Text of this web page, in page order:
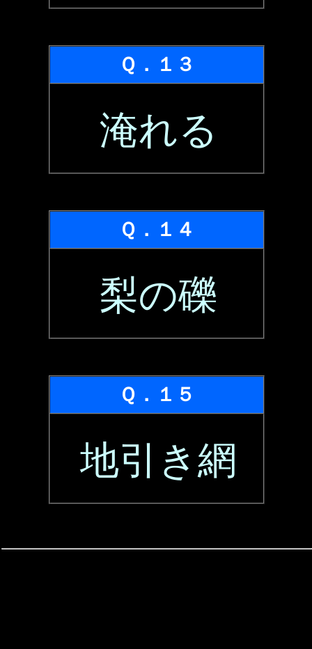
Ｑ．１３
淹れる
Ｑ．１４
梨の礫
Ｑ．１５
地引き網